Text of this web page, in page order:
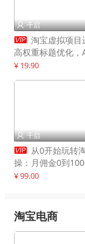
 千启
 淘宝虚拟项目
高权重标题优化，
自动盈利模式搭建
¥ 19.90
 千启
 从0开始玩转
操：月佣金0到
月
¥ 99.00
淘宝电商